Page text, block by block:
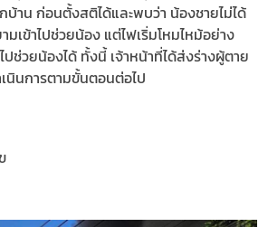
บ้าน ก่อนตั้งสติได้และพบว่า น้องชายไม่ได้
เข้าไปช่วยน้อง แต่ไฟเริ่มโหมไหม้อย่าง
ปช่วยน้องได้ ทั้งนี้ เจ้าหน้าที่ได้ส่งร่างผู้ตาย
นินการตามขั้นตอนต่อไป